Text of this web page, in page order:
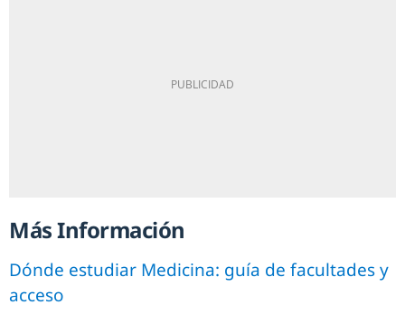
Más Información
Dónde estudiar Medicina: guía de facultades y
acceso